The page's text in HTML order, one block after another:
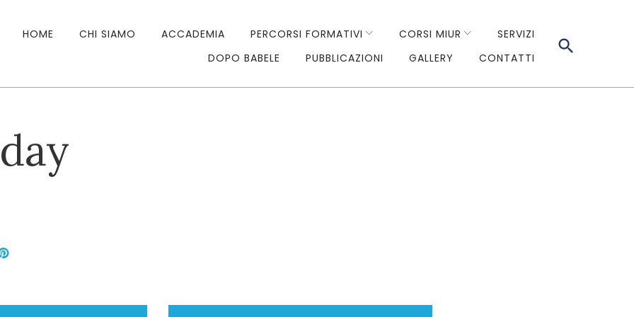
HOME CHI SIAMO ACCADEMIA PERCORSI FORMATIVI CORSI MIUR
SERVIZI
DOPO BABELE
PUBBLICAZIONI GALLERY CONTATTI
Pinterest